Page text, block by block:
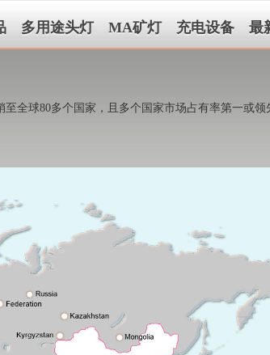
多用途头灯 MA矿灯 充电设备 最
全球80多个国家，且多个国家市场占有率第一或